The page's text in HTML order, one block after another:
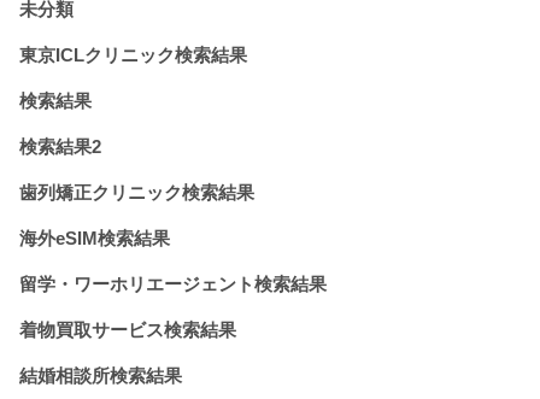
未分類
東京ICLクリニック検索結果
検索結果
検索結果2
歯列矯正クリニック検索結果
海外eSIM検索結果
留学・ワーホリエージェント検索結果
着物買取サービス検索結果
結婚相談所検索結果